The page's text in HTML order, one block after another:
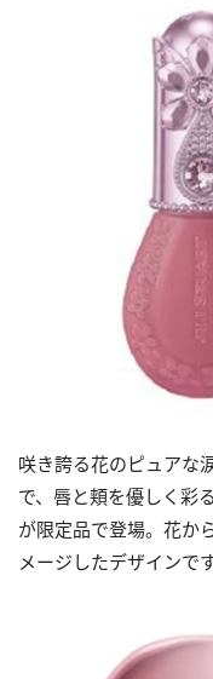
咲き誇る花のピュアな
で、唇と頬を優しく彩
が限定品で登場。花か
メージしたデザインです